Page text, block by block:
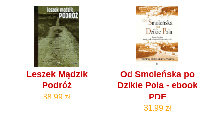
Leszek Mądzik
Podróż
38.99 zł
Od Smoleńska po
Dzikie Pola - ebook
PDF
31.99 zł